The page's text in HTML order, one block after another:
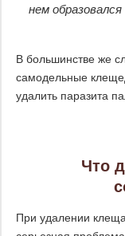
нем образовался
В большинстве же
самодельные
удалить паразита
Что
При удалении